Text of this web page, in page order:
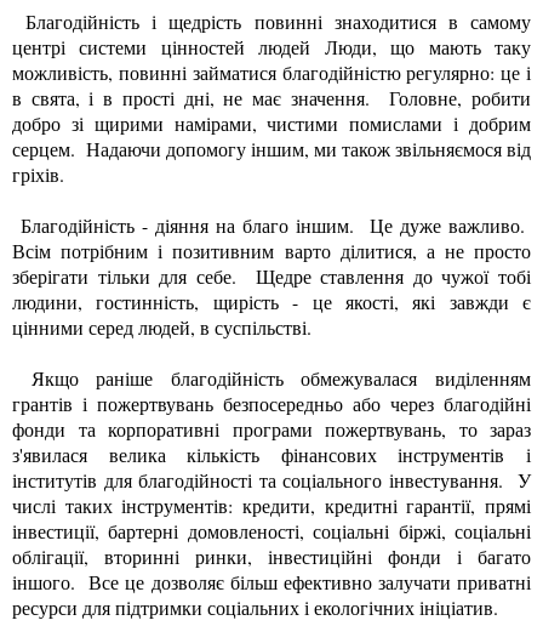
Благодійність і щедрість повинні знаходитися в самому
центрі системи цінностей людей Люди, що мають таку
можливість, повинні займатися благодійністю регулярно: це і
в свята, і в прості дні, не має значення. Головне, робити
добро зі щирими намірами, чистими помислами і добрим
серцем. Надаючи допомогу іншим, ми також звільняємося від
гріхів.
Благодійність - діяння на благо іншим. Це дуже важливо.
Всім потрібним і позитивним варто ділитися, а не просто
зберігати тільки для себе. Щедре ставлення до чужої тобі
людини, гостинність, щирість - це якості, які завжди є
цінними серед людей, в суспільстві.
Якщо раніше благодійність обмежувалася виділенням
грантів і пожертвувань безпосередньо або через благодійні
фонди та корпоративні програми пожертвувань, то зараз
з'явилася велика кількість фінансових інструментів і
інститутів для благодійності та соціального інвестування. У
числі таких інструментів: кредити, кредитні гарантії, прямі
інвестиції, бартерні домовленості, соціальні біржі, соціальні
облігації, вторинні ринки, інвестиційні фонди і багато
іншого. Все це дозволяє більш ефективно залучати приватні
ресурси для підтримки соціальних і екологічних ініціатив.